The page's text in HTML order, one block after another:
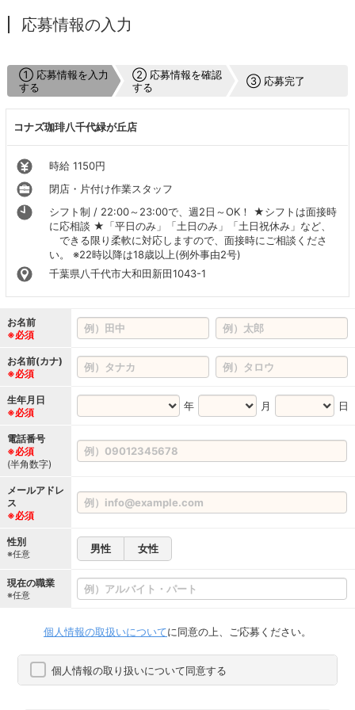
応募情報の入力
① 応募情報を入力
する
② 応募情報を確認
する
③ 応募完了
コナズ珈琲八千代緑が丘店
時給 1150円
閉店・片付け作業スタッフ
シフト制 / 22:00～23:00で、週2日～OK！ ★シフトは面接時
に応相談 ★「平日のみ」「土日のみ」「土日祝休み」など、
できる限り柔軟に対応しますので、面接時にご相談くださ
い。 ※22時以降は18歳以上(例外事由2号)
千葉県八千代市大和田新田1043-1
お名前
※必須
お名前(カナ)
※必須
生年月日
※必須
年 月 日
電話番号
※必須
(半角数字)
メールアドレ
ス
※必須
性別
※任意 男性 女性
現在の職業
※任意
個人情報の取扱いについてに同意の上、ご応募ください。
個人情報の取り扱いについて同意する